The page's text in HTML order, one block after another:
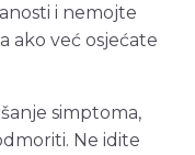
i nemojte
ako već osjećate
simptoma,
Ne idite